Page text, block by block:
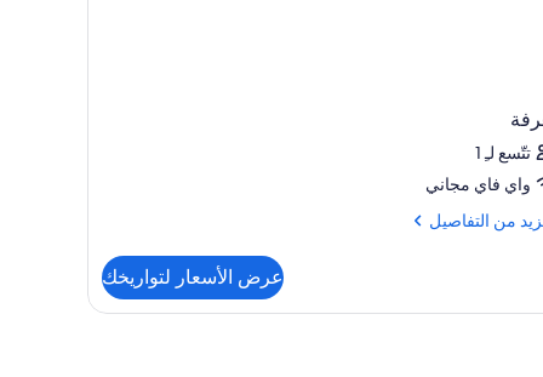
تتّسع لـِ 1
واي فاي مجاني
من التفاصيل
عرض الأسعار لتواريخك